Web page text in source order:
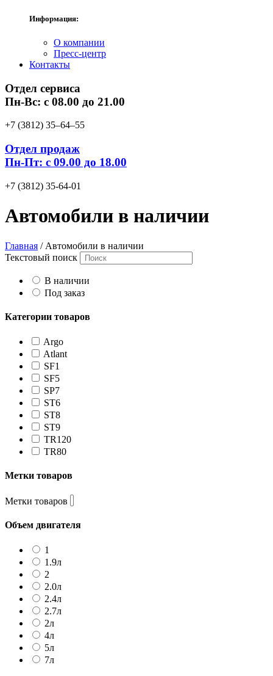
Информация:
О компании
Пресс-центр
Контакты
Отдел сервиса
Пн-Вс: с 08.00 до 21.00
+7 (3812) 35‒64‒55
Отдел продаж
Пн-Пт: с 09.00 до 18.00
+7 (3812) 35-64-01
Автомобили в наличии
Главная / Автомобили в наличии
Текстовый поиск
В наличии
Под заказ
Категории товаров
Argo
Atlant
SF1
SF5
SP7
ST6
ST8
ST9
TR120
TR80
Метки товаров
Метки товаров
Объем двигателя
1
1.9л
2
2.0л
2.4л
2.7л
2л
4л
5л
7л